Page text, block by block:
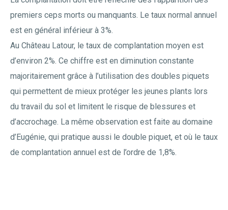
premiers ceps morts ou manquants. Le taux normal annuel
est en général inférieur à 3%.
Au Château Latour, le taux de complantation moyen est
d’environ 2%. Ce chiffre est en diminution constante
majoritairement grâce à l’utilisation des doubles piquets
qui permettent de mieux protéger les jeunes plants lors
du travail du sol et limitent le risque de blessures et
d’accrochage. La même observation est faite au domaine
d’Eugénie, qui pratique aussi le double piquet, et où le taux
de complantation annuel est de l’ordre de 1,8%.